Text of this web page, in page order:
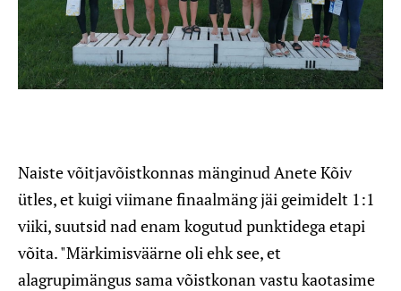
Naiste võitjavõistkonnas mänginud Anete Kõiv
ütles, et kuigi viimane finaalmäng jäi geimidelt 1:1
viiki, suutsid nad enam kogutud punktidega etapi
võita. "Märkimisväärne oli ehk see, et
alagrupimängus sama võistkonan vastu kaotasime